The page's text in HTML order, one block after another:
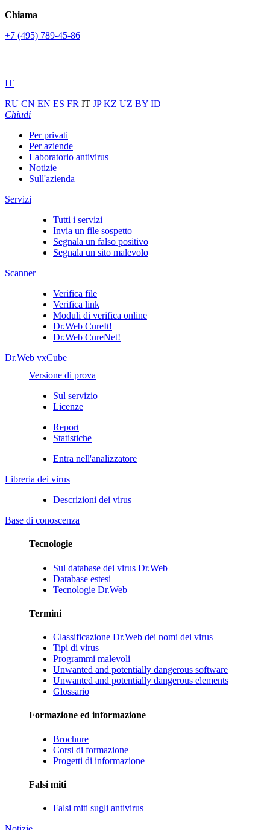
Chiama
+7 (495) 789-45-86
IT
RU CN EN ES FR IT JPKZ UZ BY ID
Chiudi
Per privati
Per aziende
Laboratorio antivirus
Notizie
Sull'azienda
Servizi
Tutti i servizi
Invia un file sospetto
Segnala un falso positivo
Segnala un sito malevolo
Scanner
Verifica file
Verifica link
Moduli di verifica online
Dr.Web CureIt!
Dr.Web CureNet!
Dr.Web vxCube
Versione di prova
Sul servizio
Licenze
Report
Statistiche
Entra nell'analizzatore
Libreria dei virus
Descrizioni dei virus
Base di conoscenza
Tecnologie
Sul database dei virus Dr.Web
Database estesi
Tecnologie Dr.Web
Termini
Classificazione Dr.Web dei nomi dei virus
Tipi di virus
Programmi malevoli
Unwanted and potentially dangerous software
Unwanted and potentially dangerous elements
Glossario
Formazione ed informazione
Brochure
Corsi di formazione
Progetti di informazione
Falsi miti
Falsi miti sugli antivirus